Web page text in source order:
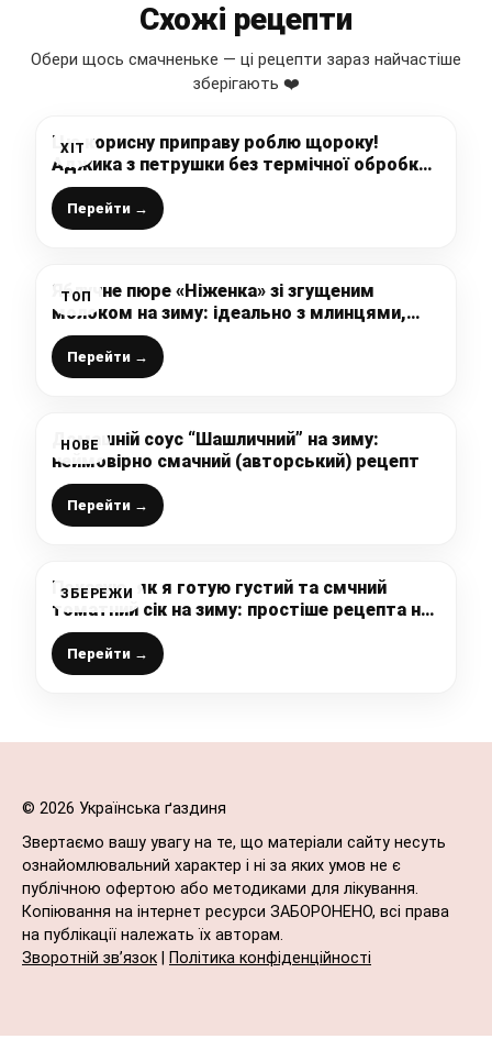
Схожі рецепти
Обери щось смачненьке — ці рецепти зараз найчастіше
зберігають ❤️
ХІТ
Цю корисну приправу роблю щороку!
Аджика з петрушки без термічної обробки
– смачно і просто
Перейти →
ТОП
Яблучне пюре «Ніженка» зі згущеним
молоком на зиму: ідеально з млинцями,
оладками і діткам на перекус
Перейти →
НОВЕ
Домашній соус “Шашличний” на зиму:
неймовірно смачний (авторський) рецепт
Перейти →
ЗБЕРЕЖИ
Показую, як я готую густий та смчний
томатний сік на зиму: простіше рецепта не
буває, тому рекомендую до приготування
Перейти →
© 2026 Українська ґаздиня
Звертаємо вашу увагу на те, що матеріали сайту несуть
ознайомлювальний характер і ні за яких умов не є
публічною офертою або методиками для лікування.
Копіювання на інтернет ресурси ЗАБОРОНЕНО, всі права
на публікації належать їх авторам.
Зворотній зв’язок
Політика конфіденційності